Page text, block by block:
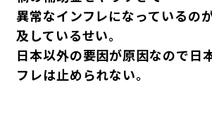
異常なインフレになっているの
及しているせい。
日本以外の要因が原因なので日
フレは止められない。